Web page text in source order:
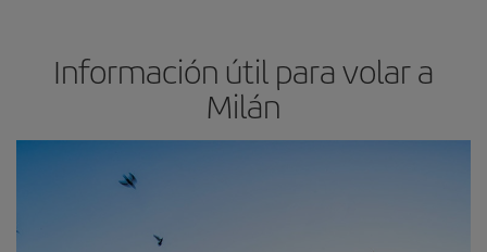
Información útil para volar a
Milán